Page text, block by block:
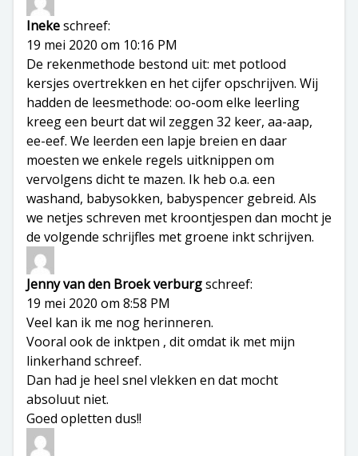
Inekeschreef:
19 mei 2020 om 10:16 PM
De rekenmethode bestond uit: met potlood
kersjes overtrekken en het cijfer opschrijven. Wij
hadden de leesmethode: oo-oom elke leerling
kreeg een beurt dat wil zeggen 32 keer, aa-aap,
ee-eef. We leerden een lapje breien en daar
moesten we enkele regels uitknippen om
vervolgens dicht te mazen. Ik heb o.a. een
washand, babysokken, babyspencer gebreid. Als
we netjes schreven met kroontjespen dan mocht je
de volgende schrijfles met groene inkt schrijven.
Jenny van den Broek verburgschreef:
19 mei 2020 om 8:58 PM
Veel kan ik me nog herinneren.
Vooral ook de inktpen , dit omdat ik met mijn
linkerhand schreef.
Dan had je heel snel vlekken en dat mocht
absoluut niet.
Goed opletten dus!!